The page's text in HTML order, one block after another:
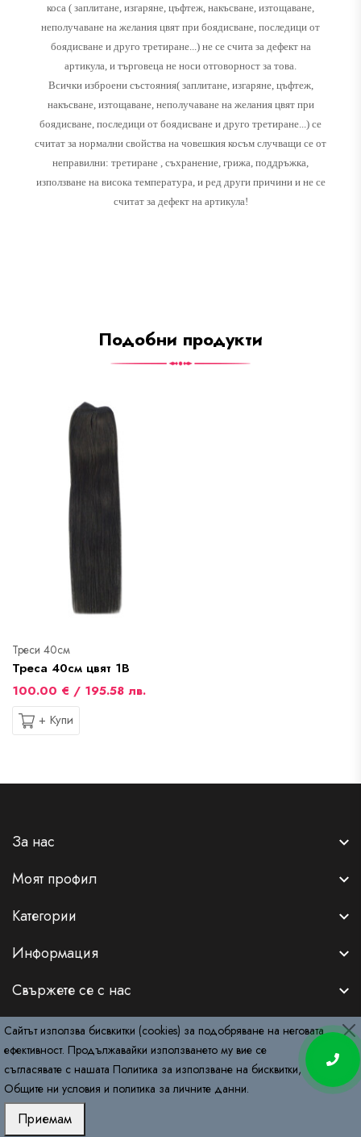
Начало
коса ( заплитане, изгаряне, цъфтеж, накъсване, изтощаване,
неполучаване на желания цвят при боядисване, последици от
боядисване и друго третиране...) не се счита за дефект на
артикула, и търговеца не носи отговорност за това.
Всички изброени състояния( заплитане, изгаряне, цъфтеж,
накъсване, изтощаване, неполучаване на желания цвят при
боядисване, последици от боядисване и друго третиране...) се
считат за нормални свойства на човешкия косъм случващи се от
неправилни: третиране , съхранение, грижа, поддръжка,
използване на висока температура, и ред други причини и не се
считат за дефект на артикула!
Подобни продукти
Треси 40см
Треса 40см цвят 1B
100.00 € / 195.58 лв.
+ Купи
За нас
Моят профил
Категории
Информация
Свържете се с нас
Copyright © 2026RemyDeluxe.com. All Rights Reserved.
Сайтът използва бисвкитки (cookies) за подобряване на неговата
ефективност. Продължавайки използването му вие се
съгласявате с нашата Политика за използване на бисквитки,
Общите ни условия и политика за личните данни.
Приемам